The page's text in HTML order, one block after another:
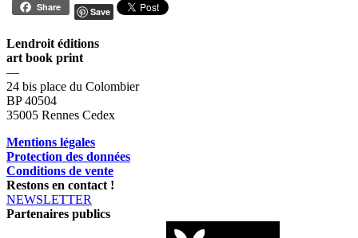
Share Save
Lendroit éditions
art book print
—
24 bis place du Colombier
BP 40504
35005 Rennes Cedex
Mentions légales
Protection des données
Conditions de vente
Restons en contact !
NEWSLETTER
Partenaires publics